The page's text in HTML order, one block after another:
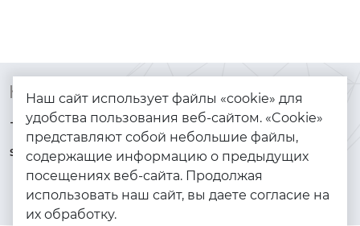
Контакты
+7 (925) 144-64-73
serebryanyye.grani@mail.ru
Каталог
Браслеты
Золото
Серебро
Наш сайт использует файлы «cookie» для
удобства пользования веб-сайтом. «Cookie»
представляют собой небольшие файлы,
содержащие информацию о предыдущих
посещениях веб-сайта. Продолжая
использовать наш сайт, вы даете согласие на
их обработку.